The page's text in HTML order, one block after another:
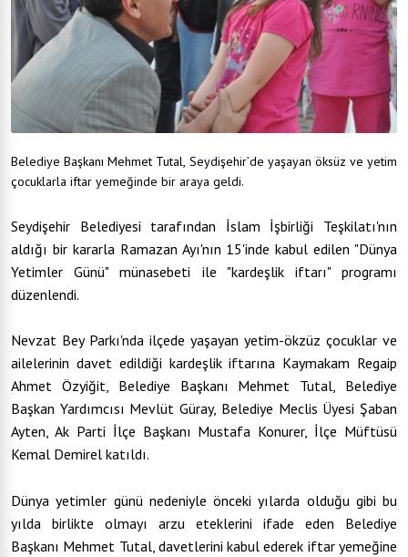
Belediye Başkanı Mehmet Tutal, Seydişehir’de yaşayan öksüz ve yetim
çocuklarla iftar yemeğinde bir araya geldi.
Seydişehir Belediyesi tarafından İslam İşbirliği Teşkilatı'nın
aldığı bir kararla Ramazan Ayı'nın 15'inde kabul edilen "Dünya
Yetimler Günü" münasebeti ile "kardeşlik iftarı" programı
düzenlendi.
Nevzat Bey Parkı'nda ilçede yaşayan yetim-ökzüz çocuklar ve
ailelerinin davet edildiği kardeşlik iftarına Kaymakam Regaip
Ahmet Özyiğit, Belediye Başkanı Mehmet Tutal, Belediye
Başkan Yardımcısı Mevlüt Güray, Belediye Meclis Üyesi Şaban
Ayten, Ak Parti İlçe Başkanı Mustafa Konurer, İlçe Müftüsü
Kemal Demirel katıldı.
Dünya yetimler günü nedeniyle önceki yılarda olduğu gibi bu
yılda birlikte olmayı arzu eteklerini ifade eden Belediye
Başkanı Mehmet Tutal, davetlerini kabul ederek iftar yemeğine